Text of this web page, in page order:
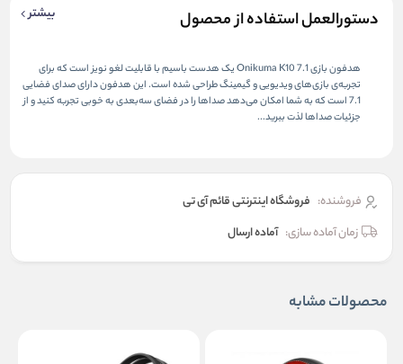
دستورالعمل استفاده از محصول بیشتر
هدفون بازی Onikuma K10 7.1 یک هدست باسیم با قابلیت لغو نویز است که برای
تجربه‌ی بازی‌های ویدیویی و گیمینگ طراحی شده است. این هدفون دارای صدای فضایی
7.1 است که به شما امکان می‌دهد صداها را در فضای سه‌بعدی به خوبی تجربه کنید و از
جزئیات صداها لذت ببرید...
فروشنده: فروشگاه اینترنتی قائم آی تی
زمان آماده سازی: آماده ارسال
محصولات مشابه